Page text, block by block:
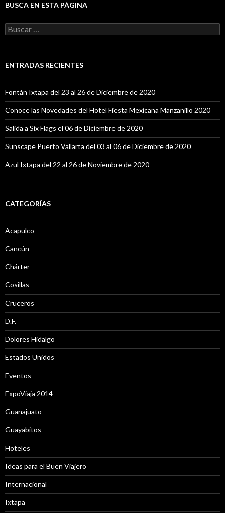
BUSCA EN ESTA PÁGINA
B
u
a
ENTRADAS RECIENTES
Fontán Ixtapa del 23 al 26 de Diciembre de 2020
Conoce las Novedades del Hotel Fiesta Mexicana Manzanillo 2020
Salida a Six Flags el 06 de Diciembre de 2020
Sunscape Puerto Vallarta del 03 al 06 de Diciembre de 2020
Azul Ixtapa del 22 al 26 de Noviembre de 2020
CATEGORÍAS
Acapulco
Cancún
Chárter
Cosillas
Cruceros
D.F.
Dolores Hidalgo
Estados Unidos
Eventos
ExpoViaja 2014
Guanajuato
Guayabitos
Hoteles
Ideas para el Buen Viajero
Internacional
Ixtapa